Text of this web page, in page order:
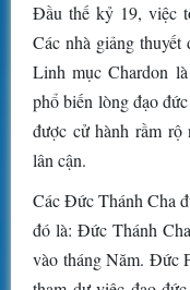
Đầu thế kỷ 19, việc
Các nhà giảng thuyết
Linh mục Chardon
phổ biến lòng đạo
được cử hành rầm
lân cận.
Các Đức Thánh Cha
đó là: Đức Thánh
vào tháng Năm. Đức